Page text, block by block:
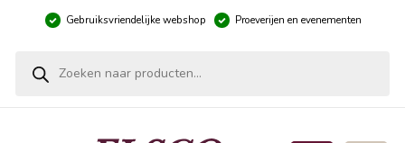
Gebruiksvriendelijke webshop Proeverijen en evenementen